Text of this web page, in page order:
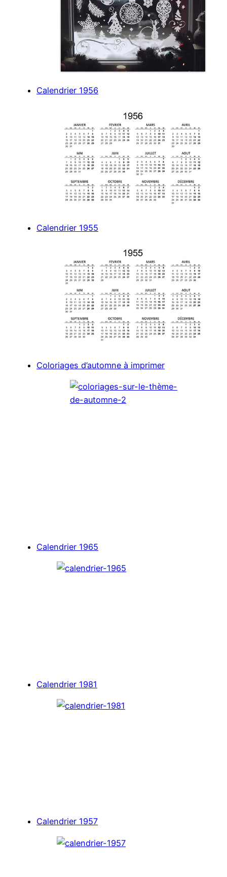
Calendrier 1956
Calendrier 1955
Coloriages d’automne à imprimer
Calendrier 1965
Calendrier 1981
Calendrier 1957